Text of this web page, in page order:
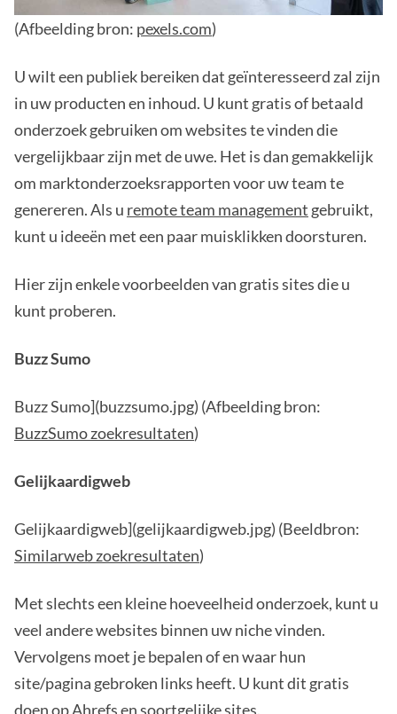
(Afbeelding bron: pexels.com)
U wilt een publiek bereiken dat geïnteresseerd zal zijn
in uw producten en inhoud. U kunt gratis of betaald
onderzoek gebruiken om websites te vinden die
vergelijkbaar zijn met de uwe. Het is dan gemakkelijk
om marktonderzoeksrapporten voor uw team te
genereren. Als u remote team management gebruikt,
kunt u ideeën met een paar muisklikken doorsturen.
Hier zijn enkele voorbeelden van gratis sites die u
kunt proberen.
Buzz Sumo
Buzz Sumo](buzzsumo.jpg) (Afbeelding bron:
BuzzSumo zoekresultaten)
Gelijkaardigweb
Gelijkaardigweb](gelijkaardigweb.jpg) (Beeldbron:
Similarweb zoekresultaten)
Met slechts een kleine hoeveelheid onderzoek, kunt u
veel andere websites binnen uw niche vinden.
Vervolgens moet je bepalen of en waar hun
site/pagina gebroken links heeft. U kunt dit gratis
doen opAhrefsen soortgelijke sites.